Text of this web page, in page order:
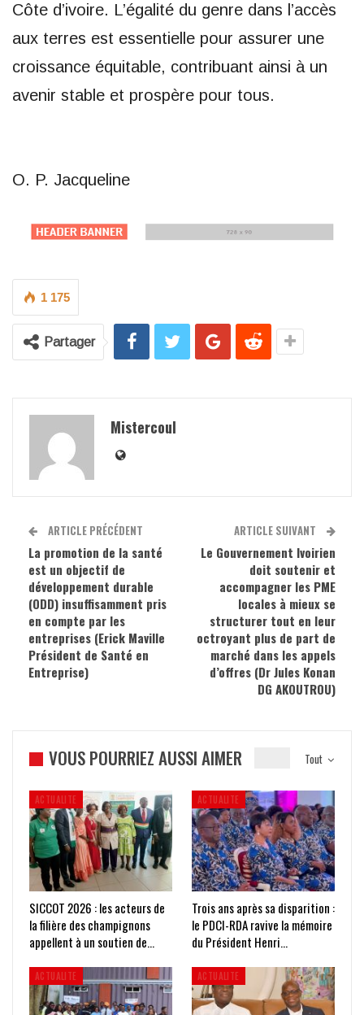
Côte d’ivoire. L’égalité du genre dans l’accès
aux terres est essentielle pour assurer une
croissance équitable, contribuant ainsi à un
avenir stable et prospère pour tous.
O. P. Jacqueline
1 175
Partager
Mistercoul
ARTICLE PRÉCÉDENT
La promotion de la santé
est un objectif de
développement durable
(ODD) insuffisamment pris
en compte par les
entreprises (Erick Maville
Président de Santé en
Entreprise)
ARTICLE SUIVANT
Le Gouvernement Ivoirien
doit soutenir et
accompagner les PME
locales à mieux se
structurer tout en leur
octroyant plus de part de
marché dans les appels
d’offres (Dr Jules Konan
DG AKOUTROU)
Tout
VOUS POURRIEZ AUSSI AIMER
ACTUALITE
SICCOT 2026 : les acteurs de
la filière des champignons
appellent à un soutien de…
ACTUALITE
Trois ans après sa disparition :
le PDCI-RDA ravive la mémoire
du Président Henri…
ACTUALITE ACTUALITE